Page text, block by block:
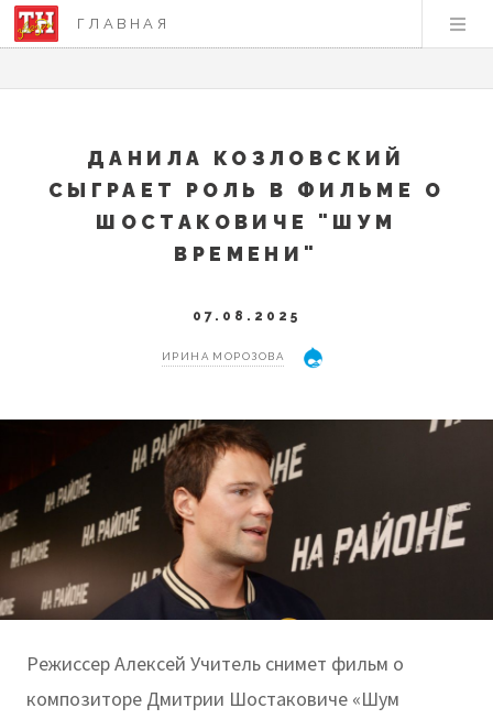
ГЛАВНАЯ
ДАНИЛА КОЗЛОВСКИЙ
СЫГРАЕТ РОЛЬ В ФИЛЬМЕ О
ШОСТАКОВИЧЕ "ШУМ
ВРЕМЕНИ"
07.08.2025
ИРИНА МОРОЗОВА
Режиссер Алексей Учитель снимет фильм о
композиторе Дмитрии Шостаковиче «Шум